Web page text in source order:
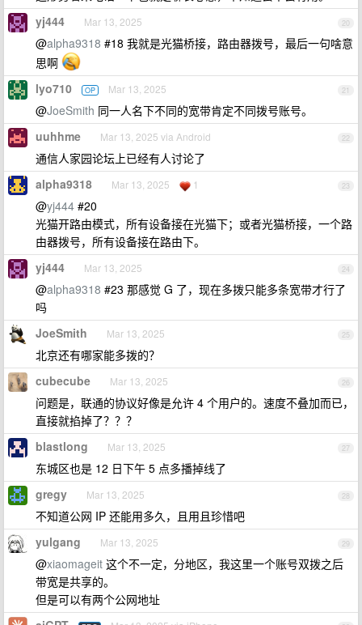
20
yj444 Mar 13, 2025
@alpha9318 #18 我就是光猫桥接，路由器拨号，最后一句啥意
思啊
21
lyo710 OP Mar 13, 2025
@JoeSmith 同一人名下不同的宽带肯定不同拨号账号。
22
uuhhme Mar 13, 2025 via Android
通信人家园论坛上已经有人讨论了
23
alpha9318 Mar 13, 2025 1
@yj444 #20
光猫开路由模式，所有设备接在光猫下；或者光猫桥接，一个路
由器拨号，所有设备接在路由下。
24
yj444 Mar 13, 2025
@alpha9318 #23 那感觉 G 了，现在多拨只能多条宽带才行了
吗
25
JoeSmith Mar 13, 2025
北京还有哪家能多拨的？
26
cubecube Mar 13, 2025
问题是，联通的协议好像是允许 4 个用户的。速度不叠加而已，
直接就掐掉了？？？
27
blastlong Mar 13, 2025
东城区也是 12 日下午 5 点多播掉线了
28
gregy Mar 13, 2025
不知道公网 IP 还能用多久，且用且珍惜吧
29
yulgang Mar 13, 2025
@xiaomageit 这个不一定，分地区，我这里一个账号双拨之后
带宽是共享的。
但是可以有两个公网地址